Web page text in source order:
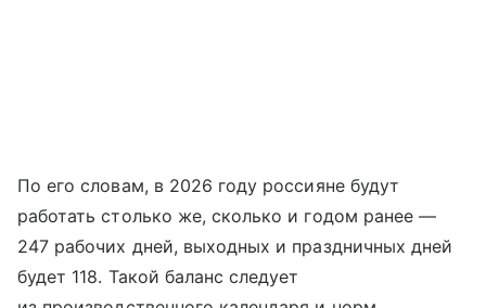
По его словам, в 2026 году россияне будут
работать столько же, сколько и годом ранее —
247 рабочих дней, выходных и праздничных дней
будет 118. Такой баланс следует